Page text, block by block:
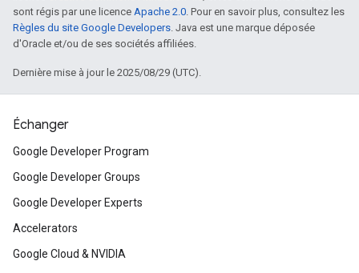
sont régis par une licence Apache 2.0. Pour en savoir plus, consultez les
Règles du site Google Developers. Java est une marque déposée
d'Oracle et/ou de ses sociétés affiliées.
Dernière mise à jour le 2025/08/29 (UTC).
Échanger
Google Developer Program
Google Developer Groups
Google Developer Experts
Accelerators
Google Cloud & NVIDIA